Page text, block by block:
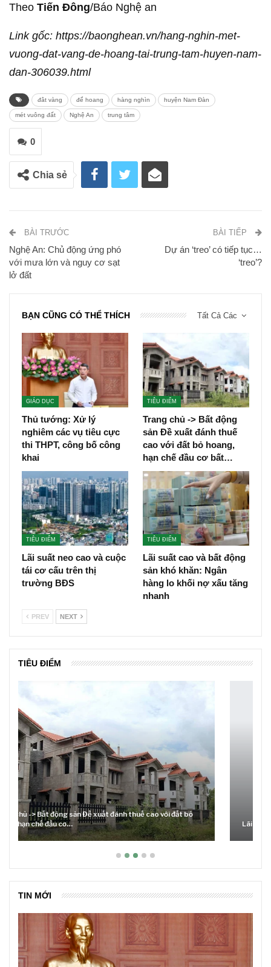
Theo Tiến Đông/Báo Nghệ an
Link gốc: https://baonghean.vn/hang-nghin-met-
vuong-dat-vang-de-hoang-tai-trung-tam-huyen-nam-
dan-306039.html
đât vàng để hoang hàng nghìn huyện Nam Đàn
mét vuông đất Nghệ An trung tâm
0
Chia sẻ
BÀI TRƯỚC
Nghệ An: Chủ động ứng phó
với mưa lớn và nguy cơ sạt
lở đất
BÀI TIẾP
Dự án ‘treo’ có tiếp tục…
‘treo’?
Tất Cả Các
BẠN CŨNG CÓ THỂ THÍCH
GIÁO DỤC
Thủ tướng: Xử lý
nghiêm các vụ tiêu cực
thi THPT, công bố công
khai
TIÊU ĐIỂM
Trang chủ -> Bất động
sản Đề xuất đánh thuế
cao với đất bỏ hoang,
hạn chế đầu cơ bất…
TIÊU ĐIỂM
Lãi suất neo cao và cuộc
tái cơ cấu trên thị
trường BĐS
TIÊU ĐIỂM
Lãi suất cao và bất động
sản khó khăn: Ngân
hàng lo khối nợ xấu tăng
nhanh
PREV NEXT
TIÊU ĐIỂM
Lãi suất neo cao và cuộc tái cơ cấu trên thị trường BĐS
TIN MỚI